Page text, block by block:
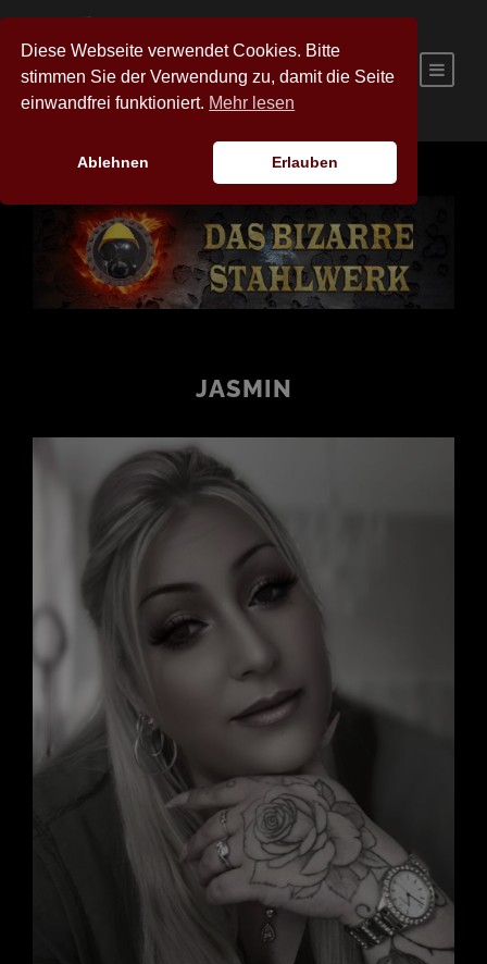
JASMIN
Diese Webseite verwendet Cookies. Bitte
stimmen Sie der Verwendung zu, damit die Seite
einwandfrei funktioniert. Mehr lesen
Ablehnen Erlauben